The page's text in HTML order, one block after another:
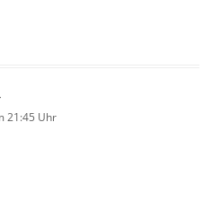
21:45 Uhr